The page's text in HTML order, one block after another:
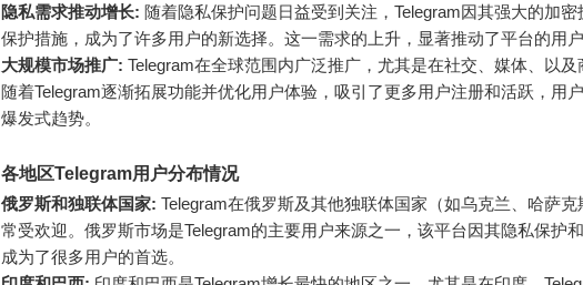
隐私需求推动增长: 随着隐私保护问题日益受到关注，Telegram因其强大的加密
保护措施，成为了许多用户的新选择。这一需求的上升，显著推动了平台的用户
大规模市场推广: Telegram在全球范围内广泛推广，尤其是在社交、媒体、以及
随着Telegram逐渐拓展功能并优化用户体验，吸引了更多用户注册和活跃，用
爆发式趋势。
各地区Telegram用户分布情况
俄罗斯和独联体国家: Telegram在俄罗斯及其他独联体国家（如乌克兰、哈萨克
常受欢迎。俄罗斯市场是Telegram的主要用户来源之一，该平台因其隐私保护
成为了很多用户的首选。